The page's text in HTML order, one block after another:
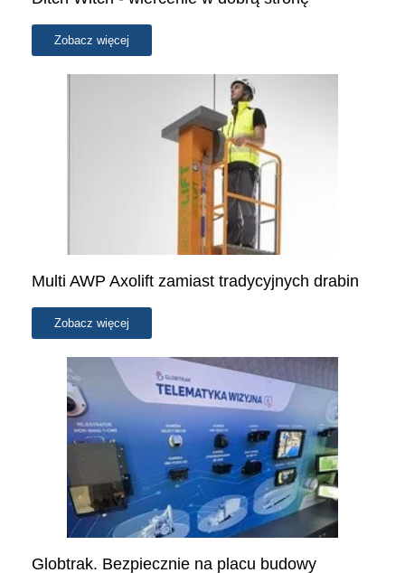
Zobacz więcej
Multi AWP Axolift zamiast tradycyjnych drabin
Zobacz więcej
Globtrak. Bezpiecznie na placu budowy